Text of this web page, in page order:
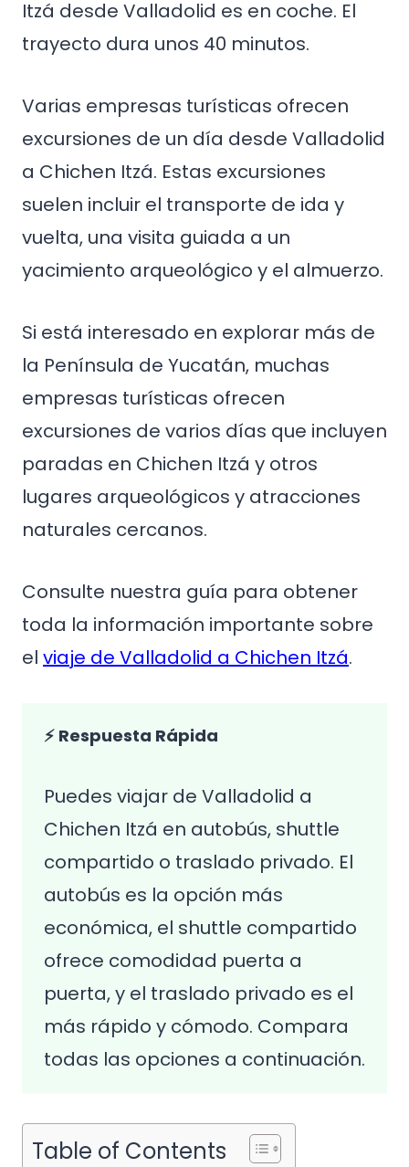
Itzá desde Valladolid es en coche. El
trayecto dura unos 40 minutos.
Varias empresas turísticas ofrecen
excursiones de un día desde Valladolid
a Chichen Itzá. Estas excursiones
suelen incluir el transporte de ida y
vuelta, una visita guiada a un
yacimiento arqueológico y el almuerzo.
Si está interesado en explorar más de
la Península de Yucatán, muchas
empresas turísticas ofrecen
excursiones de varios días que incluyen
paradas en Chichen Itzá y otros
lugares arqueológicos y atracciones
naturales cercanos.
Consulte nuestra guía para obtener
toda la información importante sobre
el viaje de Valladolid a Chichen Itzá.
⚡ Respuesta Rápida
Puedes viajar de Valladolid a
Chichen Itzá en autobús, shuttle
compartido o traslado privado. El
autobús es la opción más
económica, el shuttle compartido
ofrece comodidad puerta a
puerta, y el traslado privado es el
más rápido y cómodo. Compara
todas las opciones a continuación.
Table of Contents